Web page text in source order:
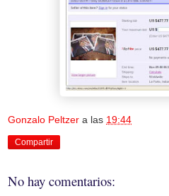
Gonzalo Peltzer a las 19:44
Compartir
No hay comentarios: